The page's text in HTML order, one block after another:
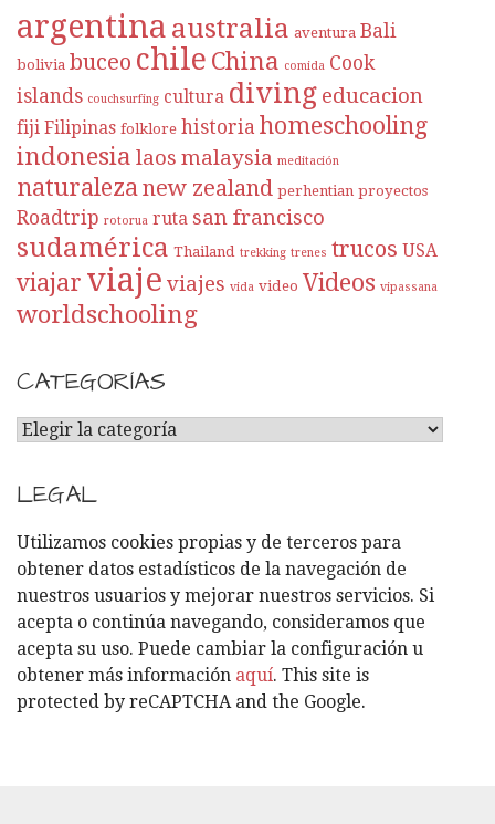
argentina australia aventura Bali
bolivia buceo chile China comida Cook
islands couchsurfing cultura diving educacion
fiji Filipinas folklore historia homeschooling
indonesia laos malaysia meditación
naturalezanew zealand perhentian proyectos
Roadtrip rotorua ruta san francisco
sudamérica Thailand trekking trenes trucos USA
viajar viaje viajes vida video Videos vipassana
worldschooling
CATEGORÍAS
C
T
E
G
O
R
Í
A
S
LEGAL
Utilizamos cookies propias y de terceros para
obtener datos estadísticos de la navegación de
nuestros usuarios y mejorar nuestros servicios. Si
acepta o continúa navegando, consideramos que
acepta su uso. Puede cambiar la configuración u
obtener más información aquí. This site is
protected by reCAPTCHA and the Google.